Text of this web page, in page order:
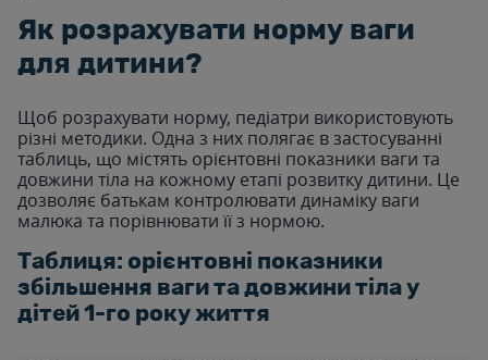
Як розрахувати норму ваги
для дитини?
Щоб розрахувати норму, педіатри використовують
різні методики. Одна з них полягає в застосуванні
таблиць, що містять орієнтовні показники ваги та
довжини тіла на кожному етапі розвитку дитини. Це
дозволяє батькам контролювати динаміку ваги
малюка та порівнювати її з нормою.
Таблиця: орієнтовні показники
збільшення ваги та довжини тіла у
дітей 1-го року життя